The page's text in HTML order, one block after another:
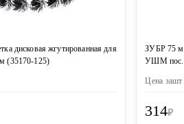
дисковая жгутированная для
(35170-125)
ЗУБР 75
УШМ пос.
Цена зашт
314₽